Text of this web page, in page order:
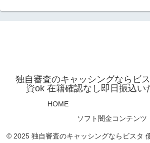
独自審査のキャッシングならビ
資ok 在籍確認なし即日振込い
HOME
ソフト闇金コンテンツ
© 2025 独自審査のキャッシングならビスタ